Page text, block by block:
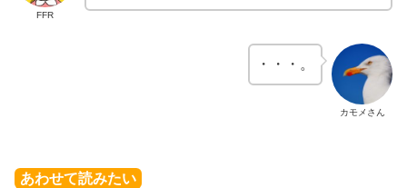
FFR
カモメさん
・・・。
あわせて読みたい